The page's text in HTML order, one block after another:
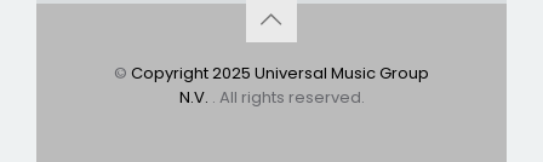
© Copyright 2025 Universal Music Group
N.V. . All rights reserved.